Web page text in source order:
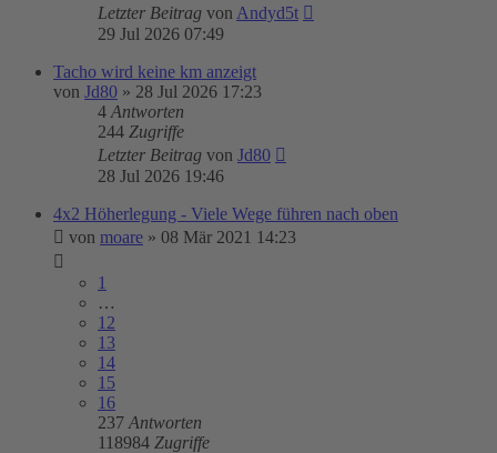
Letzter Beitrag von Andyd5t
29 Jul 2026 07:49
Tacho wird keine km anzeigt
von Jd80 » 28 Jul 2026 17:23
4 Antworten
244 Zugriffe
Letzter Beitrag von Jd80
28 Jul 2026 19:46
4x2 Höherlegung - Viele Wege führen nach oben
von moare » 08 Mär 2021 14:23
1
…
12
13
14
15
16
237 Antworten
118984 Zugriffe